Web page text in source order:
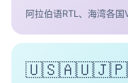
阿拉伯语RTL、海湾各国